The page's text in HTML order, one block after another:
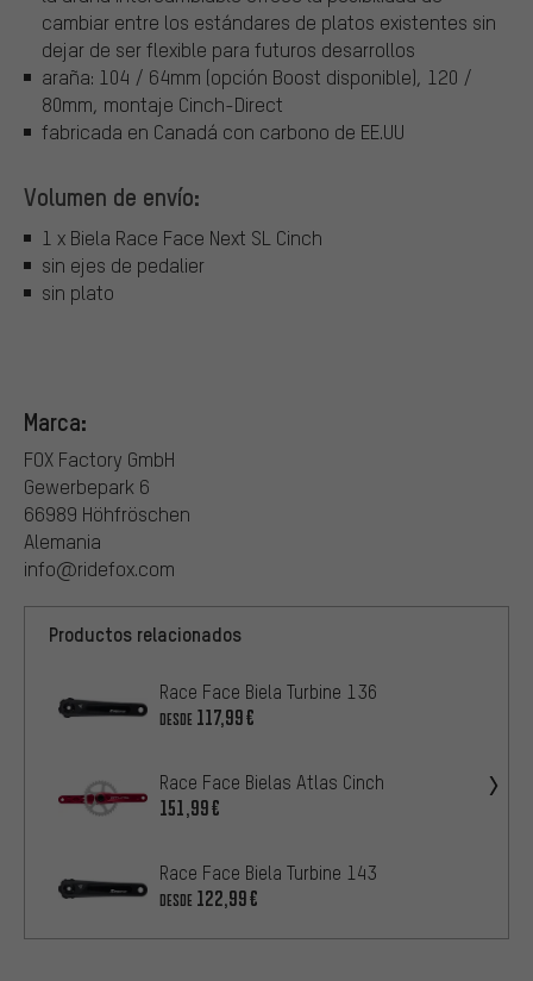
cambiar entre los estándares de platos existentes sin
dejar de ser flexible para futuros desarrollos
araña: 104 / 64mm (opción Boost disponible), 120 /
80mm, montaje Cinch-Direct
fabricada en Canadá con carbono de EE.UU
Volumen de envío:
1 x Biela Race Face Next SL Cinch
sin ejes de pedalier
sin plato
Marca:
FOX Factory GmbH
Gewerbepark 6
66989 Höhfröschen
Alemania
info@ridefox.com
Productos relacionados
Race Face Biela Turbine 136
DESDE 117,99€
Race Face Bielas Atlas Cinch
151,99€
Race Face Biela Turbine 143
DESDE 122,99€